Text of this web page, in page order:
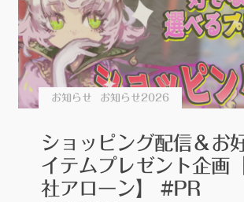
参
加
【に
ぶ
ヲ
お知らせ お知らせ2026
ショッピング配信＆お
イテムプレゼント企画
社アローン】 #PR